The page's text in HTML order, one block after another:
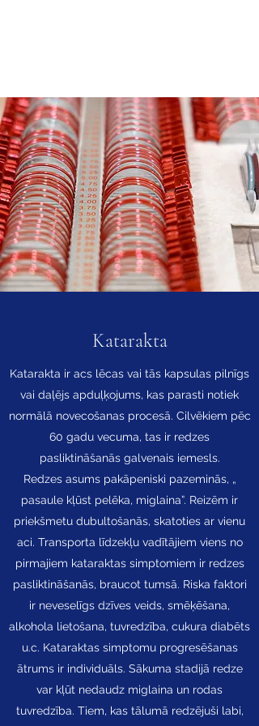
Katarakta
Katarakta ir acs lēcas vai tās kapsulas pilnīgs
vai daļējs apduļķojums, kas parasti notiek
normālā novecošanas procesā. Cilvēkiem pēc
60 gadu vecuma, tas ir redzes
pasliktināšanās galvenais iemesls.
Redzes asums pakāpeniski pazeminās, „
pasaule kļūst pelēka, miglaina”. Reizēm ir
priekšmetu dubultošanās, skatoties ar vienu
aci. Transporta līdzekļu vadītājiem viens no
pirmajiem kataraktas simptomiem ir redzes
pasliktināšanās, braucot tumsā. Riska faktori
ir neveselīgs dzīves veids, smēķēšana,
alkohola lietošana, tuvredzība, cukura diabēts
u.c. Kataraktas simptomu progresēšanas
ātrums ir individuāls. Sākuma stadijā redze
var kļūt nedaudz miglaina un rodas
tuvredzība. Tiem, kas tālumā redzējuši labi,